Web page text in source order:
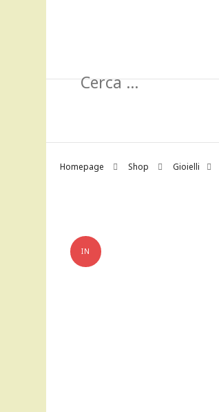
Ricerca
Homepage Shop Gioielli
IN